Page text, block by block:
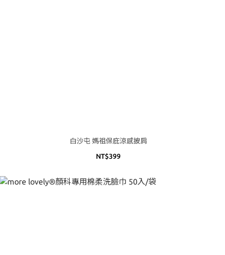
白沙屯 媽祖保庇涼感披肩
NT$399